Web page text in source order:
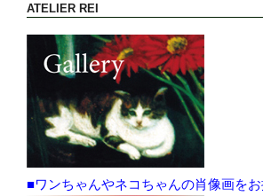
ATELIER REI
■ワンちゃんやネコちゃんの肖像画をお